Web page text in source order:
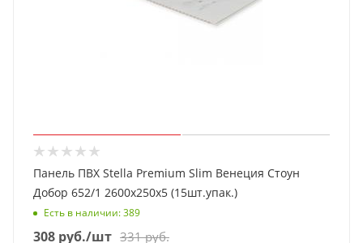
Панель ПВХ Stella Premium Slim Венеция Стоун
Добор 652/1 2600х250х5 (15шт.упак.)
Есть в наличии: 389
308 руб./шт 331руб.